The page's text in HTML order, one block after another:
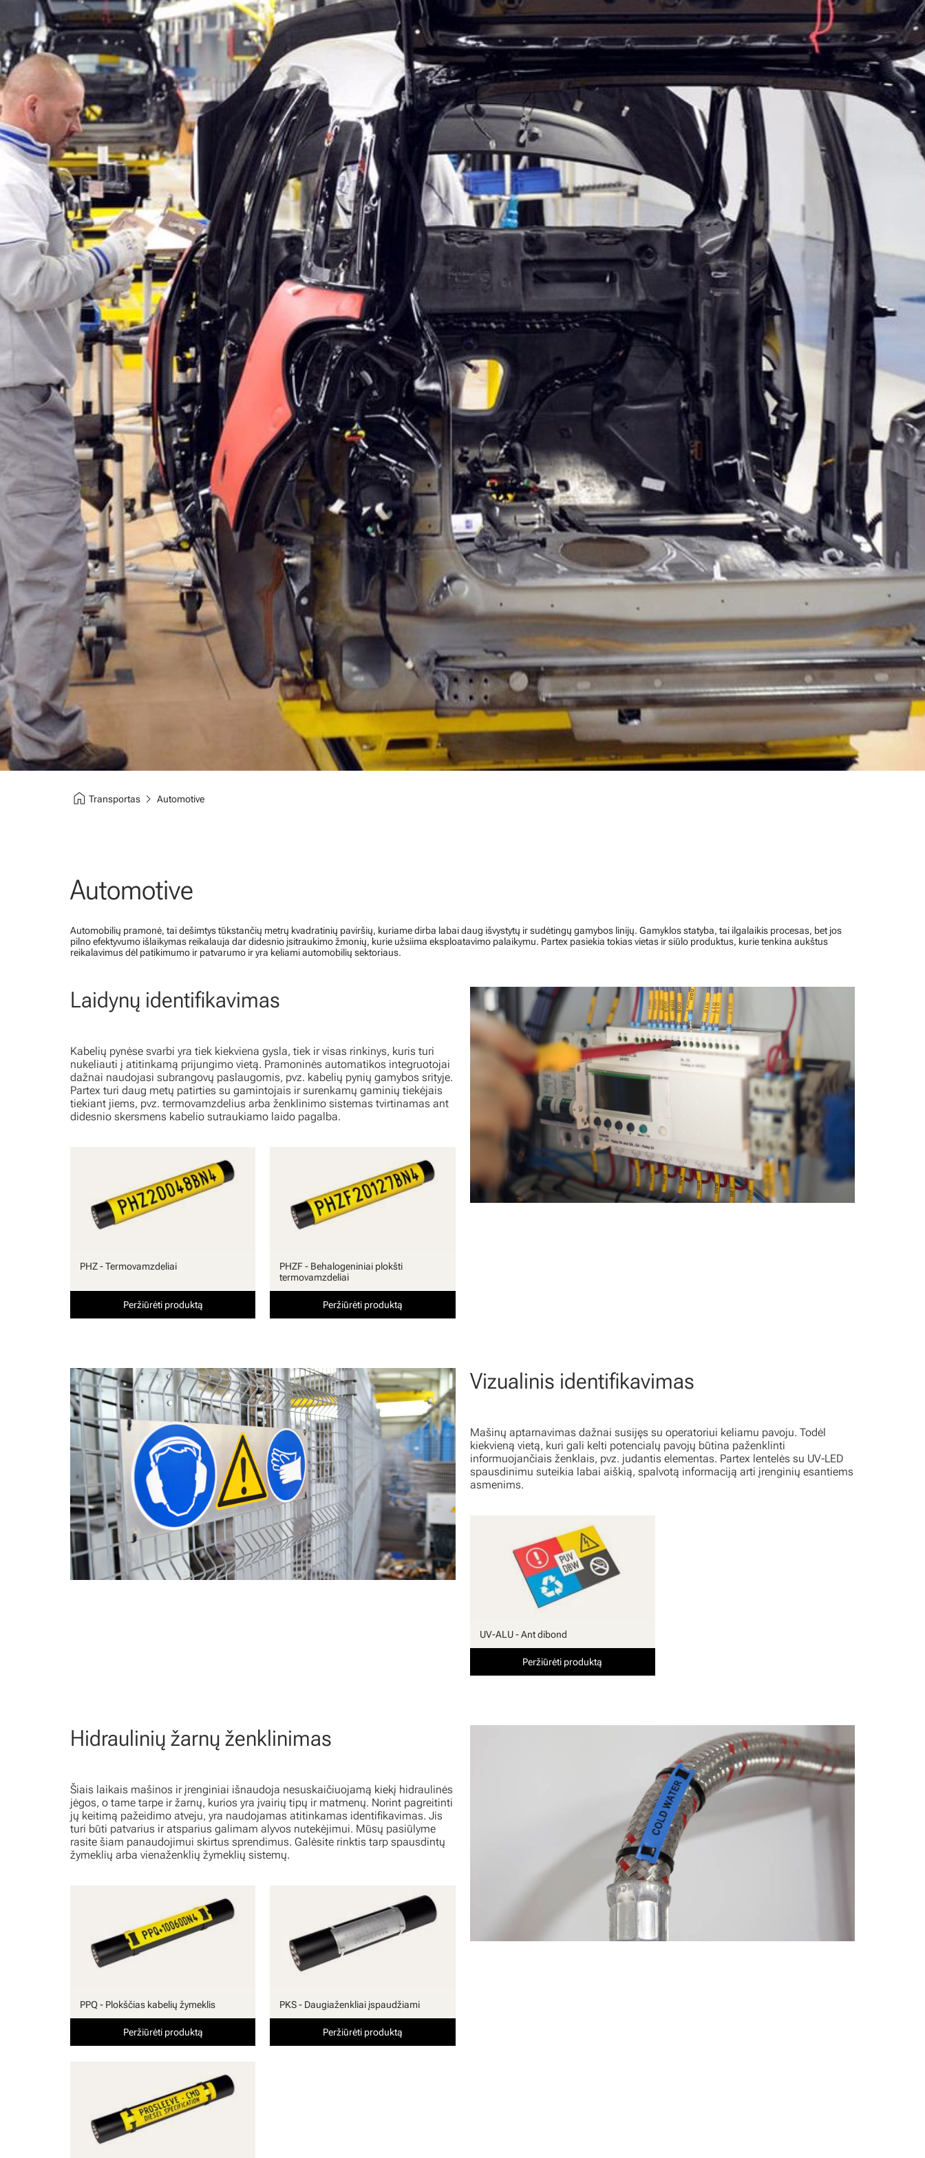
home Transportas chevron_right Automotive
Automotive
Automobilių pramonė, tai dešimtys tūkstančių metrų kvadratinių paviršių, kuriame dirba labai daug išvystytų ir sudėtingų gamybos linijų. Gamyklos statyba, tai ilgalaikis procesas, bet jos
pilno efektyvumo išlaikymas reikalauja dar didesnio įsitraukimo žmonių, kurie užsiima eksploatavimo palaikymu. Partex pasiekia tokias vietas ir siūlo produktus, kurie tenkina aukštus
reikalavimus dėl patikimumo ir patvarumo ir yra keliami automobilių sektoriaus.
Laidynų identifikavimas
Kabelių pynėse svarbi yra tiek kiekviena gysla, tiek ir visas rinkinys, kuris turi
nukeliauti į atitinkamą prijungimo vietą. Pramoninės automatikos integruotojai
dažnai naudojasi subrangovų paslaugomis, pvz. kabelių pynių gamybos srityje.
Partex turi daug metų patirties su gamintojais ir surenkamų gaminių tiekėjais
tiekiant jiems, pvz. termovamzdelius arba ženklinimo sistemas tvirtinamas ant
didesnio skersmens kabelio sutraukiamo laido pagalba.
PHZ - Termovamzdeliai
Peržiūrėti produktą
PHZF - Behalogeniniai plokšti
termovamzdeliai
Peržiūrėti produktą
Vizualinis identifikavimas
Mašinų aptarnavimas dažnai susijęs su operatoriui keliamu pavoju. Todėl
kiekvieną vietą, kuri gali kelti potencialų pavojų būtina paženklinti
informuojančiais ženklais, pvz. judantis elementas. Partex lentelės su UV-LED
spausdinimu suteikia labai aiškią, spalvotą informaciją arti įrenginių esantiems
asmenims.
UV-ALU - Ant dibond
Peržiūrėti produktą
Hidraulinių žarnų ženklinimas
Šiais laikais mašinos ir įrenginiai išnaudoja nesuskaičiuojamą kiekį hidraulinės
jėgos, o tame tarpe ir žarnų, kurios yra įvairių tipų ir matmenų. Norint pagreitinti
jų keitimą pažeidimo atveju, yra naudojamas atitinkamas identifikavimas. Jis
turi būti patvarius ir atsparius galimam alyvos nutekėjimui. Mūsų pasiūlyme
rasite šiam panaudojimui skirtus sprendimus. Galėsite rinktis tarp spausdintų
žymeklių arba vienaženklių žymeklių sistemų.
PPQ - Plokščias kabelių žymeklis
Peržiūrėti produktą
PKS - Daugiaženkliai įspaudžiami
Peržiūrėti produktą